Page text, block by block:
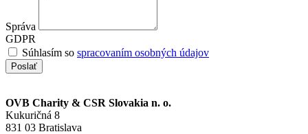
Správa
GDPR
Súhlasím so spracovaním osobných údajov
Poslať
OVB Charity & CSR Slovakia n. o.
Kukuričná 8
831 03 Bratislava